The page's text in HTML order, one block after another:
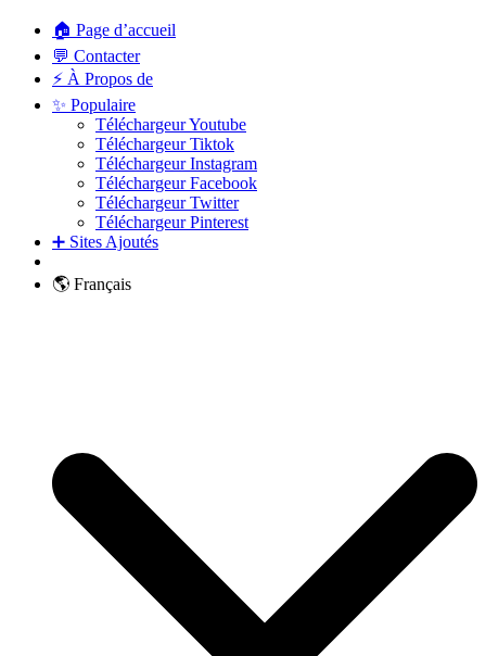
🏠 Page d’accueil
💬 Contacter
⚡ À Propos de
✨ Populaire
Téléchargeur Youtube
Téléchargeur Tiktok
Téléchargeur Instagram
Téléchargeur Facebook
Téléchargeur Twitter
Téléchargeur Pinterest
➕ Sites Ajoutés
🌎 Français